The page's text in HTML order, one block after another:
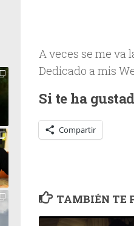
A veces se me va
Dedicado a mis
Si te ha
Compartir
TAMBIÉN TE